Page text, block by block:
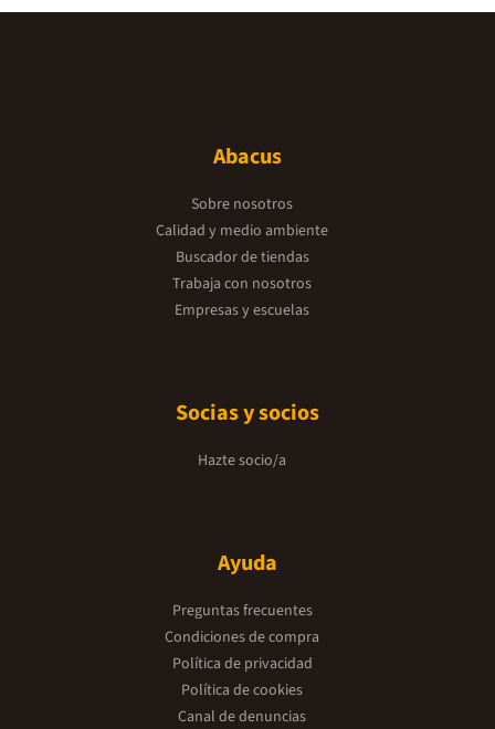
Abacus
Sobre nosotros
Calidad y medio ambiente
Buscador de tiendas
Trabaja con nosotros
Empresas y escuelas
Socias y socios
Hazte socio/a
Ayuda
Preguntas frecuentes
Condiciones de compra
Política de privacidad
Política de cookies
Canal de denuncias